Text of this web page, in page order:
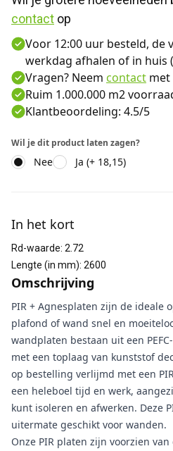
contact op
Voor 12:00 uur besteld, de
werkdag afhalen of in huis
Vragen? Neem contact met
Ruim 1.000.000 m2
Klantbeoordeling: 4.5/5
Wil je dit product laten zagen?
Nee Ja (+ 18,15)
In het kort
Rd-waarde: 2.72
Lengte (in mm): 2600
Omschrijving
PIR + Agnesplaten zijn de ideale
plafond of wand snel en
wandplaten bestaan uit een
met een toplaag van kunststof
op bestelling verlijmd met een
een heleboel tijd en werk,
kunt isoleren en afwerken. Deze
uitermate geschikt voor wanden.
Onze PIR platen zijn voorzien